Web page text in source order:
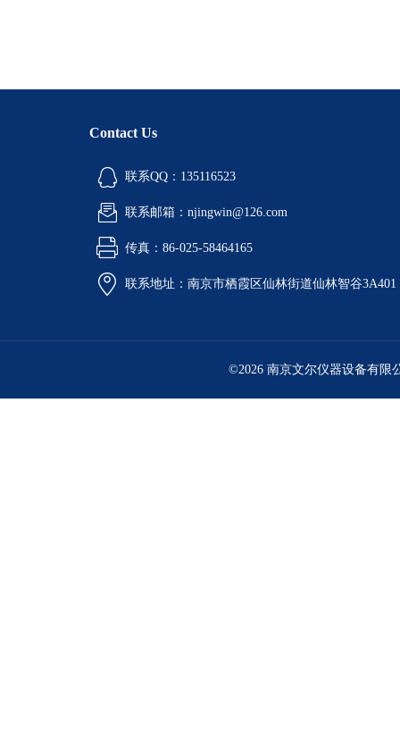
Contact Us
联系QQ：135116523
联系邮箱：njingwin@126.com
传真：86-025-58464165
联系地址：南京市栖霞区仙林街道仙林智谷3A401
©2026 南京文尔仪器设备有限